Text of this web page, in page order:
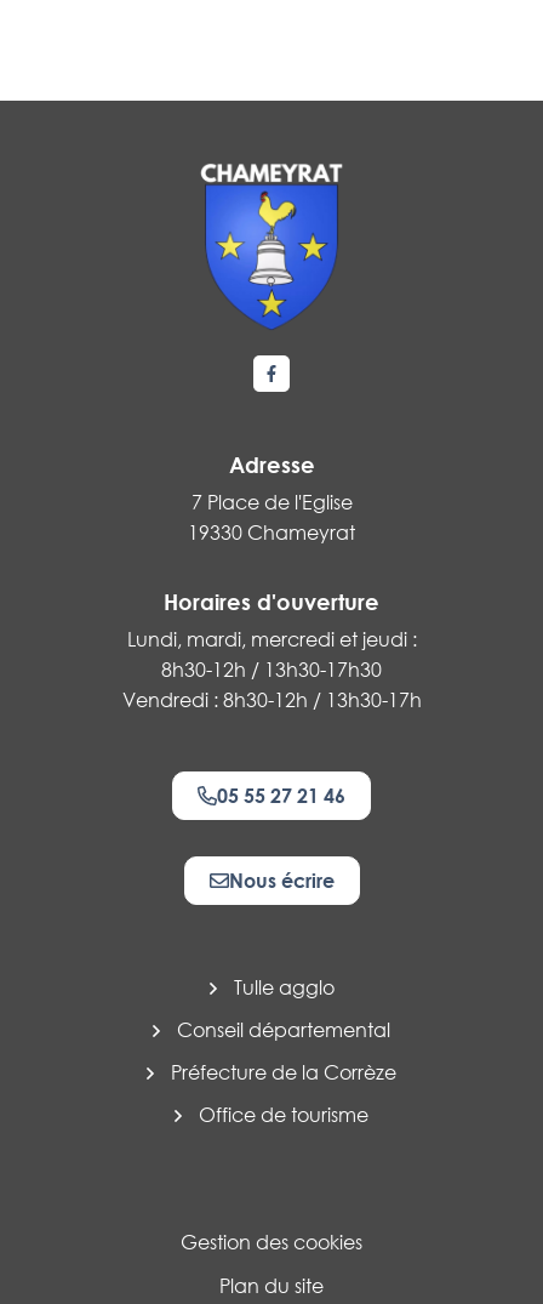
Lien vers le compte Facebook
Adresse
7 Place de l'Eglise
19330 Chameyrat
Horaires d'ouverture
Lundi, mardi, mercredi et jeudi :
8h30-12h / 13h30-17h30
Vendredi : 8h30-12h / 13h30-17h
05 55 27 21 46
Nous écrire
Tulle agglo
Conseil départemental
Préfecture de la Corrèze
Office de tourisme
Gestion des cookies
Plan du site